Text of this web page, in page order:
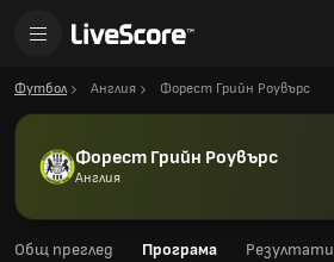
Футбол Англия Форест Грийн Роувърс
Форест Грийн Роувърс
Англия
Общ преглед Програма Резултати